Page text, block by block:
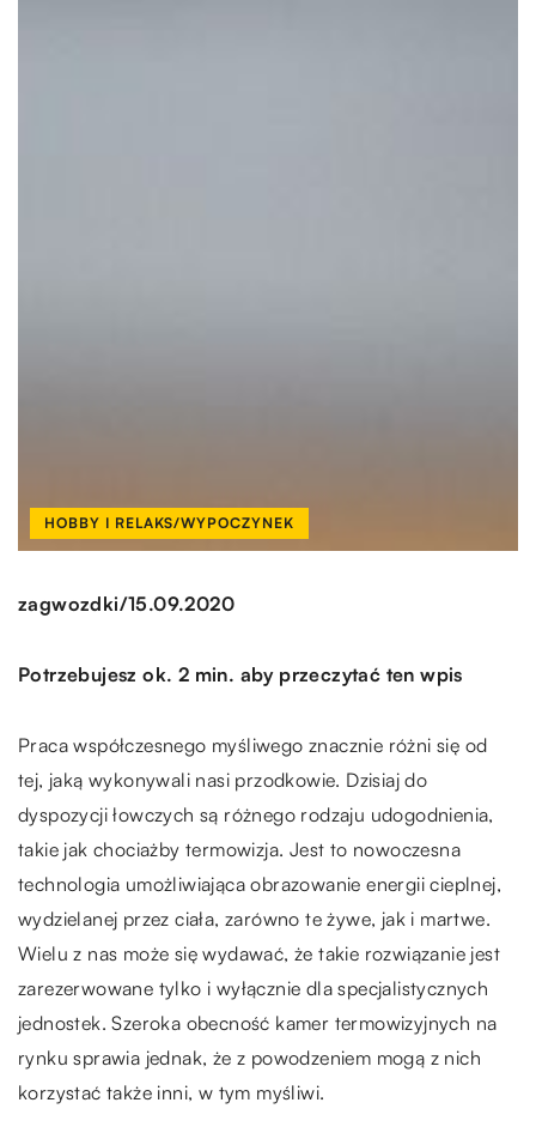
HOBBY I RELAKS/WYPOCZYNEK
zagwozdki/15.09.2020
Potrzebujesz ok. 2 min. aby przeczytać ten wpis
Praca współczesnego myśliwego znacznie różni się od
tej, jaką wykonywali nasi przodkowie. Dzisiaj do
dyspozycji łowczych są różnego rodzaju udogodnienia,
takie jak chociażby termowizja. Jest to nowoczesna
technologia umożliwiająca obrazowanie energii cieplnej,
wydzielanej przez ciała, zarówno te żywe, jak i martwe.
Wielu z nas może się wydawać, że takie rozwiązanie jest
zarezerwowane tylko i wyłącznie dla specjalistycznych
jednostek. Szeroka obecność kamer termowizyjnych na
rynku sprawia jednak, że z powodzeniem mogą z nich
korzystać także inni, w tym myśliwi.